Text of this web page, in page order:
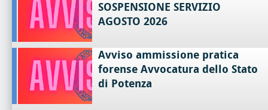
SOSPENSIONE SERVIZIO
AGOSTO 2026
Avviso ammissione pratica
forense Avvocatura dello Stato
di Potenza